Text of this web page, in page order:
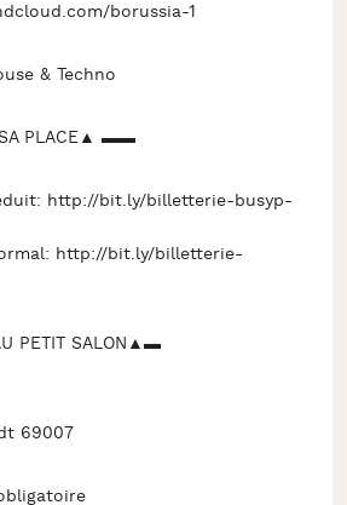
borussia-1
& Techno
PLACE▲ ▬▬
http://bit.ly/billetterie-busyp-
http://bit.ly/billetterie-
PETIT SALON▲▬
69007